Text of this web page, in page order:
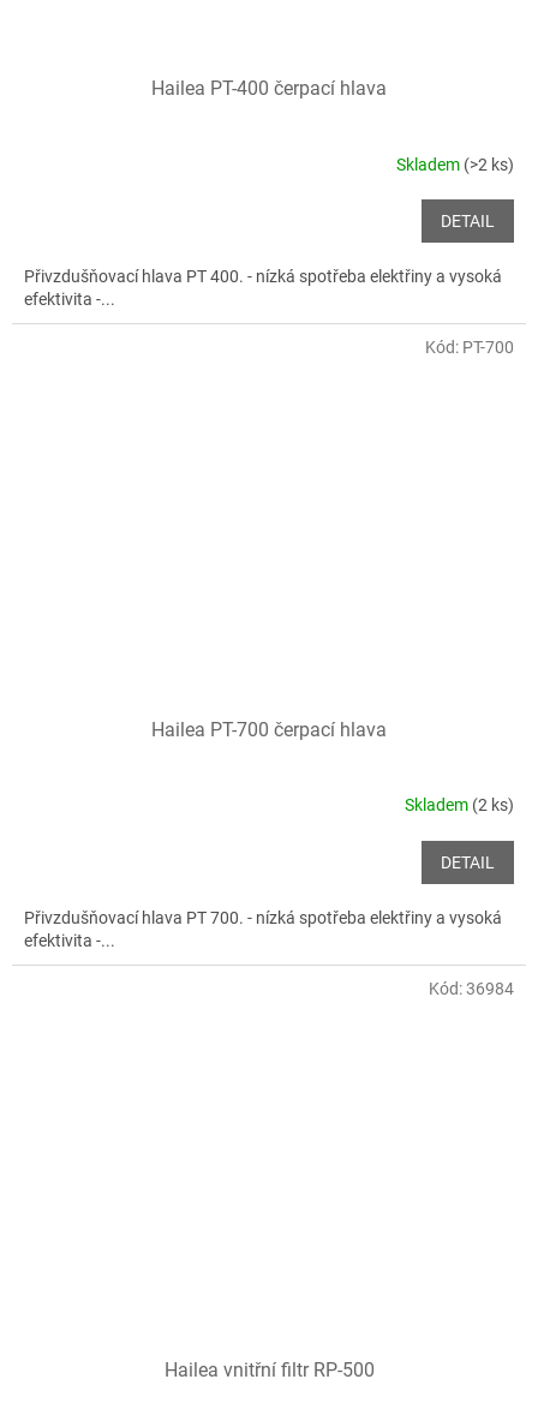
Hailea PT-400 čerpací hlava
Skladem (>2 ks)
DETAIL
Přivzdušňovací hlava PT 400. - nízká spotřeba elektřiny a vysoká
efektivita -...
Hailea PT-700 čerpací hlava
Skladem (2 ks)
DETAIL
Přivzdušňovací hlava PT 700. - nízká spotřeba elektřiny a vysoká
efektivita -...
Kód: PT-700
Hailea vnitřní filtr RP-500
Kód:36984